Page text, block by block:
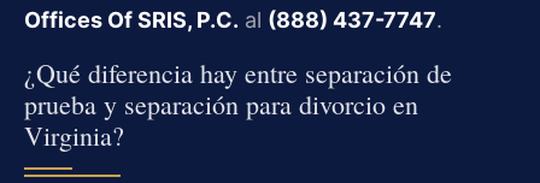
Offices Of SRIS, P.C. al (888) 437-7747.
¿Qué diferencia hay entre separación de
prueba y separación para divorcio en
Virginia?